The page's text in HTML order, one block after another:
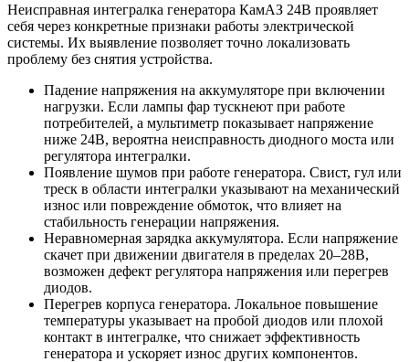
Неисправная интегралка генератора КамАЗ 24В проявляет
себя через конкретные признаки работы электрической
системы. Их выявление позволяет точно локализовать
проблему без снятия устройства.
Падение напряжения на аккумуляторе при включении
нагрузки. Если лампы фар тускнеют при работе
потребителей, а мультиметр показывает напряжение
ниже 24В, вероятна неисправность диодного моста или
регулятора интегралки.
Появление шумов при работе генератора. Свист, гул или
треск в области интегралки указывают на механический
износ или повреждение обмоток, что влияет на
стабильность генерации напряжения.
Неравномерная зарядка аккумулятора. Если напряжение
скачет при движении двигателя в пределах 20–28В,
возможен дефект регулятора напряжения или перегрев
диодов.
Перегрев корпуса генератора. Локальное повышение
температуры указывает на пробой диодов или плохой
контакт в интегралке, что снижает эффективность
генератора и ускоряет износ других компонентов.